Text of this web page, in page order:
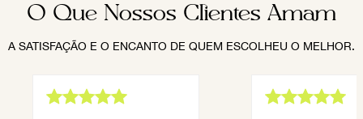
O Que Nossos Clientes Amam
A SATISFAÇÃO E O ENCANTO DE QUEM ESCOLHEU O MELHOR.